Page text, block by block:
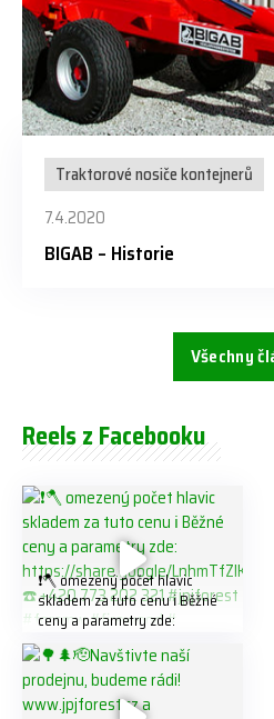
Traktorové nosiče kontejnerů
7.4.2020
BIGAB – Historie
Všechny
Reels z Facebooku
❗️🪓 omezený počet hlavic
skladem za tuto cenu ℹ️ Běžné
ceny a parametry zde:
https://share.google/LnhmTfZl
K8W5t7i6o ☎️ +420 773 202
321 #jpjforest #forsmw
#firewood #